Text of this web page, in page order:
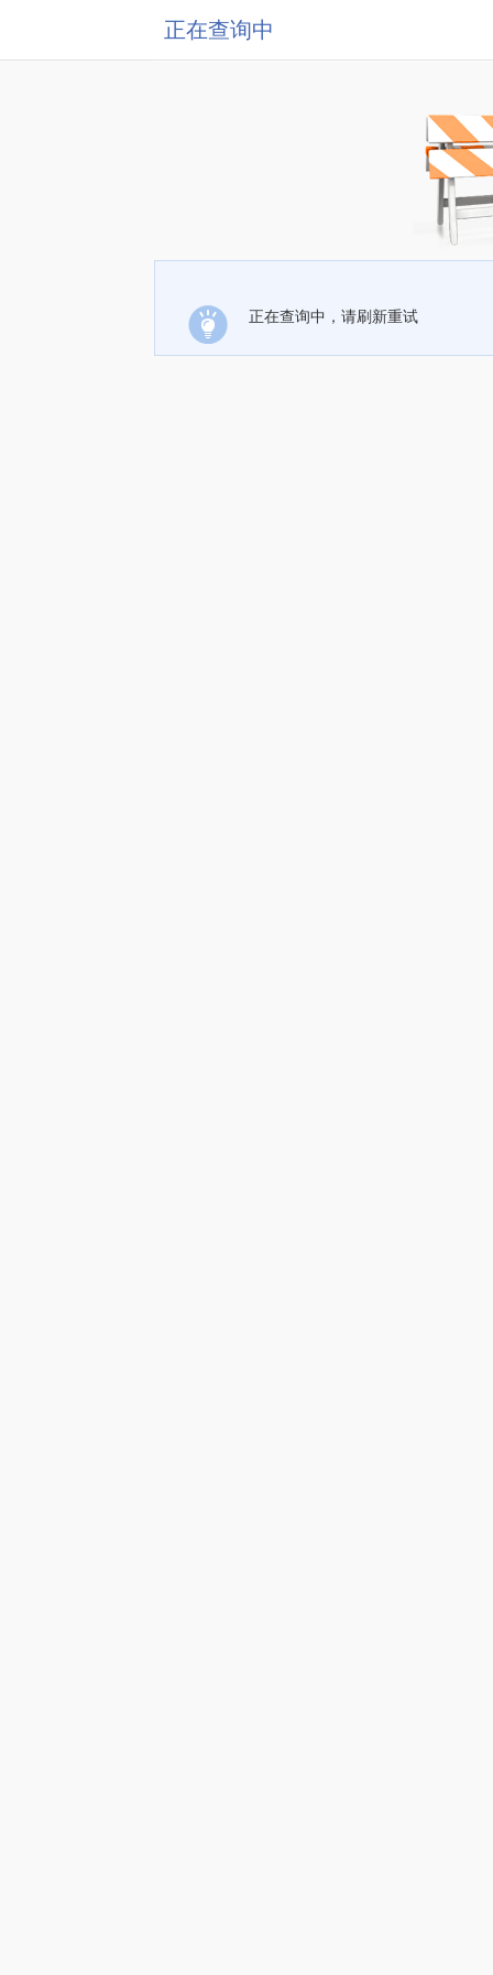
正在查询中
正在查询中，请刷新重试